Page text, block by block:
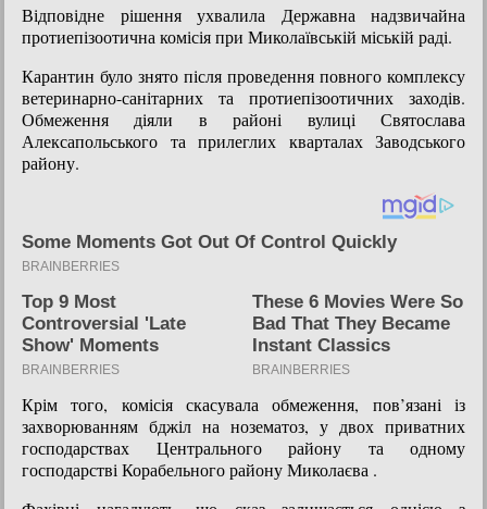
Відповідне рішення ухвалила Державна надзвичайна
протиепізоотична комісія при Миколаївській міській раді.
Карантин було знято після проведення повного комплексу
ветеринарно-санітарних та протиепізоотичних заходів.
Обмеження діяли в районі вулиці Святослава
Алексапольського та прилеглих кварталах Заводського
району.
Крім того, комісія скасувала обмеження, пов’язані із
захворюванням бджіл на нозематоз, у двох приватних
господарствах Центрального району та одному
господарстві Корабельного району Миколаєва .